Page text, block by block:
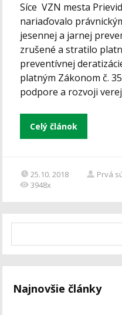
Síce VZN mesta
nariaďovalo
jesennej a jarnej
zrušené a stratilo
preventívnej
platným Zákonom č.
podpore a rozvoji
Celý článok
25.10. 2018
Prvá
3948x
Najnovšie články